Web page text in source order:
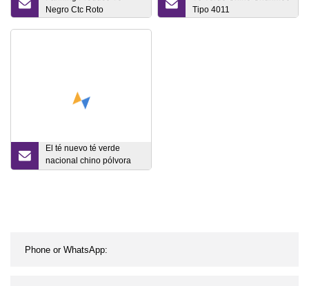
Negro Ctc Roto
Tipo 4011
El té nuevo té verde
nacional chino pólvora
9775 bolsas de embalaje